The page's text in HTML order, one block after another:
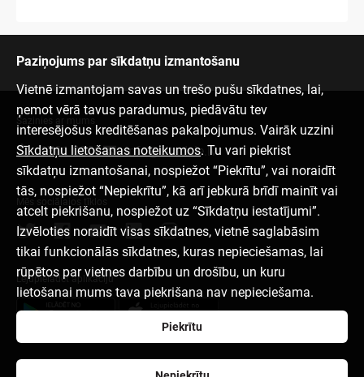
Paziņojums par sīkdatņu izmantošanu
Vietnē izmantojam savas un trešo pušu sīkdatnes, lai,
ņemot vērā tavus paradumus, piedāvātu tev
interesējošus kreditēšanas pakalpojumus. Vairāk uzzini
Sīkdatņu lietošanas noteikumos. Tu vari piekrist
sīkdatņu izmantošanai, nospiežot “Piekrītu”, vai noraidīt
tās, nospiežot “Nepiekrītu”, kā arī jebkurā brīdī mainīt vai
atcelt piekrišanu, nospiežot uz “Sīkdatņu iestatījumi”.
Izvēloties noraidīt visas sīkdatnes, vietnē saglabāsim
tikai funkcionālās sīkdatnes, kuras nepieciešamas, lai
rūpētos par vietnes darbību un drošību, un kuru
lietošanai mums tava piekrišana nav nepieciešama.
Piekrītu
Sazinies ar mums
6701 0000 info@citadele.lv
Lejupielādēt aplikāciju
Par banku